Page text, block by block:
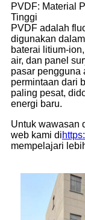
PVDF: Material
Tinggi
PVDF adalah
digunakan
baterai litium-
air, dan panel
pasar pengguna
permintaan dari
paling pesat,
energi baru.
Untuk wawasan
web kami di
mempelajari